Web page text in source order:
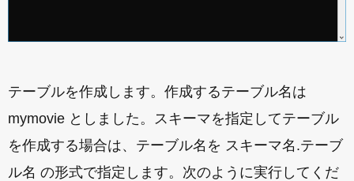
テーブルを作成します。作成するテーブル名は
mymovie としました。スキーマを指定してテーブル
を作成する場合は、テーブル名を スキーマ名.テーブ
ル名 の形式で指定します。次のように実行してくだ